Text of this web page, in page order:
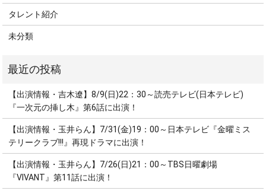
タレント紹介
未分類
【出演情報・吉木遼】8/9(日)22：30～読売テレビ(日本テレビ)
『一次元の挿し木』第6話に出演！
【出演情報・玉井らん】7/31(金)19：00～日本テレビ『金曜ミス
テリークラブ!!!』再現ドラマに出演！
【出演情報・玉井らん】7/26(日)21：00～TBS日曜劇場
『VIVANT』第11話に出演！